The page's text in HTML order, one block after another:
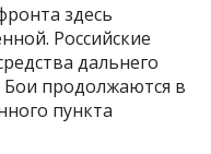
здесь
Российские
дальнего
продолжаются в
пункта